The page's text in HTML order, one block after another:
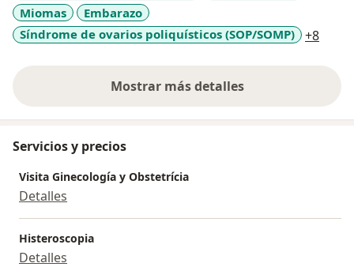
Miomas
Embarazo
Síndrome de ovarios poliquísticos (SOP/SOMP)
+8
Mostrar más detalles
sobre la experiencia
Servicios y precios
Visita Ginecología y Obstetrícia
Detalles
Histeroscopia
Detalles